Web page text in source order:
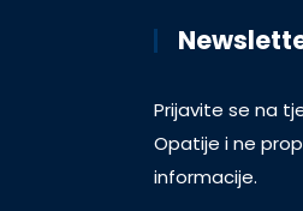
Prijavite se na
Opatije i ne
informacije.